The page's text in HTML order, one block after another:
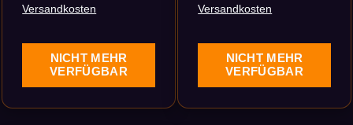
Versandkosten
NICHT MEHR
VERFÜGBAR
Versandkosten
NICHT MEHR
VERFÜGBAR